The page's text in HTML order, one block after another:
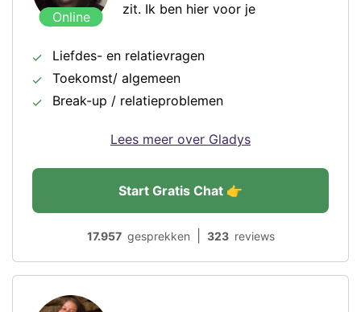
Online
zit. Ik ben hier voor je
Liefdes- en relatievragen
Toekomst/ algemeen
Break-up / relatieproblemen
323 reviews
17.957 gesprekken
Start Gratis Chat 👉
Lees meer over Gladys